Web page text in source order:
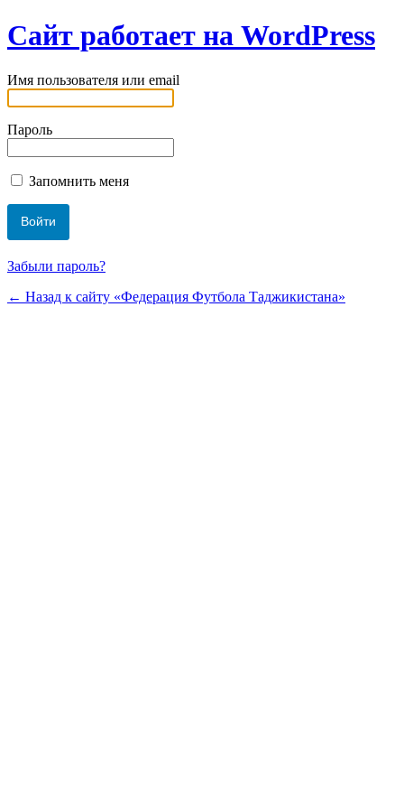
Сайт работает на WordPress
Имя пользователя или email
Пароль
Запомнить меня
Забыли пароль?
← Назад к сайту «Федерация Футбола Таджикистана»